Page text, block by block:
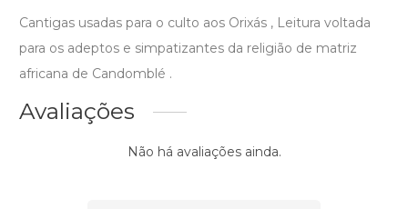
Cantigas usadas para o culto aos Orixás , Leitura voltada
para os adeptos e simpatizantes da religião de matriz
africana de Candomblé .
Avaliações
Não há avaliações ainda.